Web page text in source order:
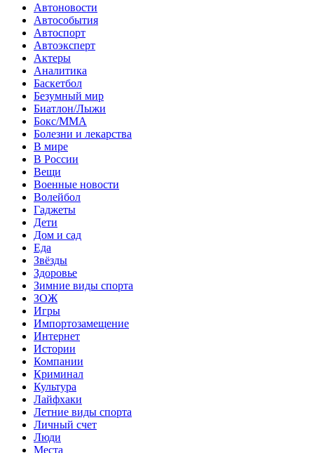
Автоновости
Автособытия
Автоспорт
Автоэксперт
Актеры
Аналитика
Баскетбол
Безумный мир
Биатлон/Лыжи
Бокс/MMA
Болезни и лекарства
В мире
В России
Вещи
Военные новости
Волейбол
Гаджеты
Дети
Дом и сад
Еда
Звёзды
Здоровье
Зимние виды спорта
ЗОЖ
Игры
Импортозамещение
Интернет
Истории
Компании
Криминал
Культура
Лайфхаки
Летние виды спорта
Личный счет
Люди
Места